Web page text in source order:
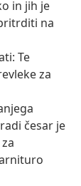
in jih je
na
Te
za
česar je